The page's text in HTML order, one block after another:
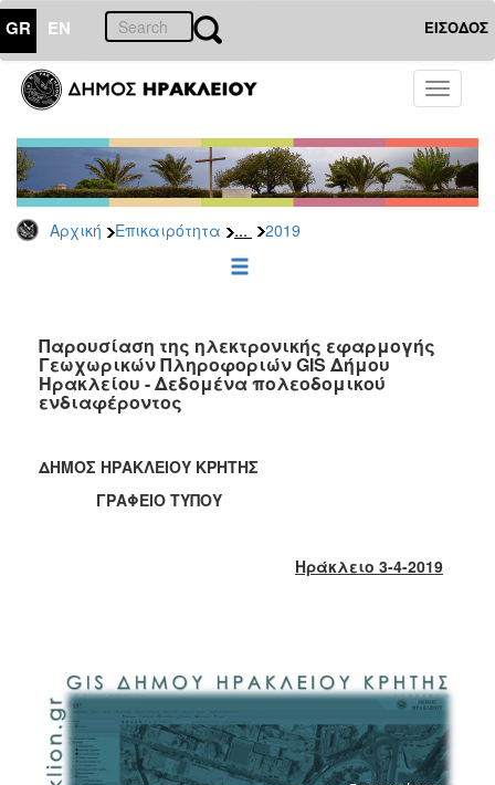
GR EN ΕΙΣΟΔΟΣ
Toggle
Αρχική Επικαιρότητα ... 2019
ΕΠΙΚΑΙΡΟΤΗΤΑ
Τύπου
Αρχείο
2026
2025
2022
2021
2020
2018
2017
2011
2010
2006
Παρουσίαση της ηλεκτρονικής εφαρμογής
Γεωχωρικών Πληροφοριών GIS Δήμου
Ηρακλείου - Δεδομένα πολεοδομικού
ενδιαφέροντος
ΔΗΜΟΣ ΗΡΑΚΛΕΙΟΥ ΚΡΗΤΗΣ
ΓΡΑΦΕΙΟ ΤΥΠΟΥ
Ηράκλειο 3-4-2019